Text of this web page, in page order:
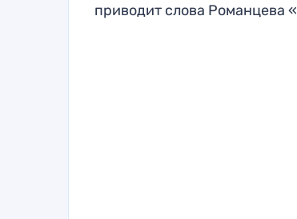
приводит слова Романцева «